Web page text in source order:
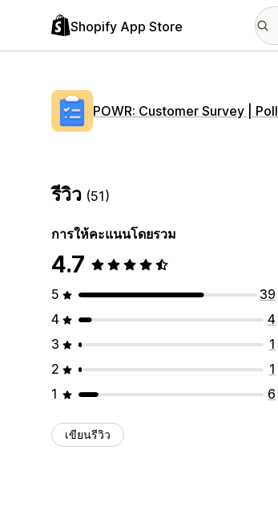
Shopify App Store
POWR: Customer Survey | Poll
รีวิว (51)
การให้คะแนนโดยรวม
4.7
5
39
4
4
3
1
2
1
1
6
เขียนรีวิว